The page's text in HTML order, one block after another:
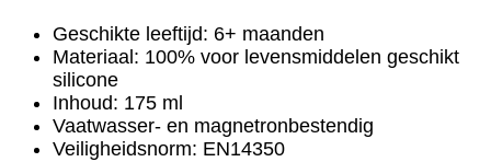
Geschikte leeftijd: 6+ maanden
Materiaal: 100% voor levensmiddelen geschikt
silicone
Inhoud: 175 ml
Vaatwasser- en magnetronbestendig
Veiligheidsnorm: EN14350